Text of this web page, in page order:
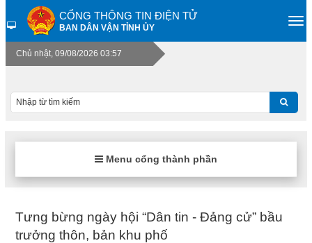
CỔNG THÔNG TIN ĐIỆN TỬ
BAN DÂN VẬN TỈNH ỦY
Chủ nhật, 09/08/2026 03:57
Menu cổng thành phần
Tưng bừng ngày hội “Dân tin - Đảng cử” bầu
trưởng thôn, bản khu phố